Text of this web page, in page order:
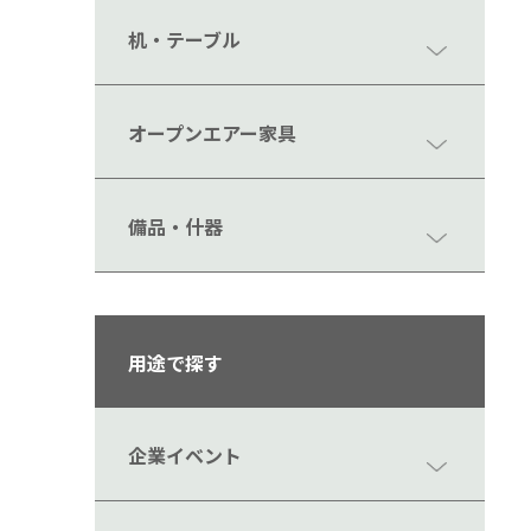
机・テーブル
オープンエアー家具
備品・什器
用途で探す
企業イベント